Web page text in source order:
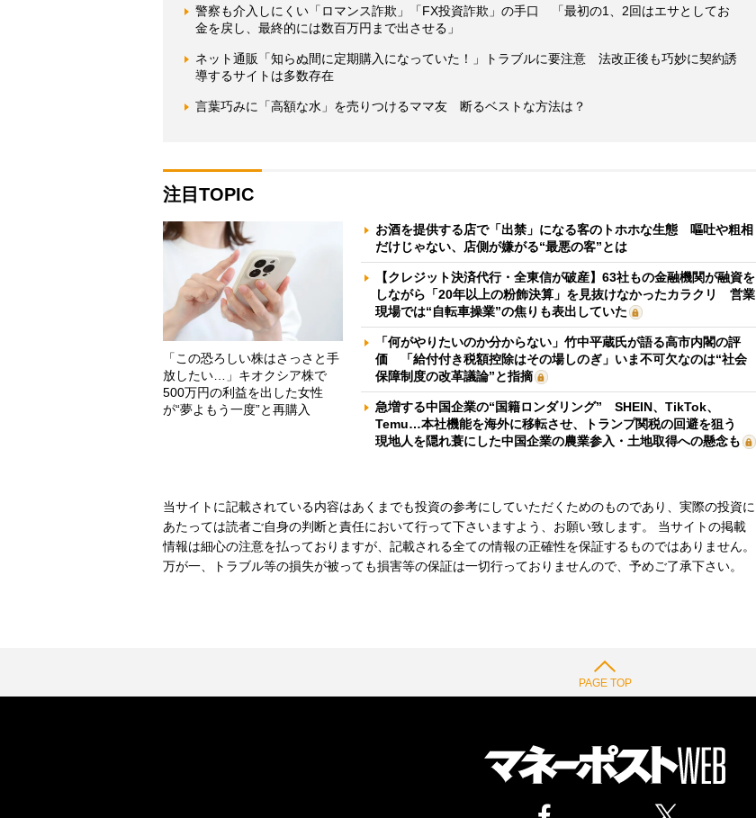
警察も介入しにくい「ロマンス詐欺」「FX投資詐欺」の手口 「最初の1、2回はエサとしてお
金を戻し、最終的には数百万円まで出させる」
ネット通販「知らぬ間に定期購入になっていた！」トラブルに要注意 法改正後も巧妙に契約誘
導するサイトは多数存在
言葉巧みに「高額な水」を売りつけるママ友 断るベストな方法は？
注目TOPIC
「この恐ろしい株はさっさと手
放したい…」キオクシア株で
500万円の利益を出した女性
が“夢よもう一度”と再購入
お酒を提供する店で「出禁」になる客のトホホな生態 嘔吐や粗相
だけじゃない、店側が嫌がる“最悪の客”とは
【クレジット決済代行・全東信が破産】63社もの金融機関が融資を
しながら「20年以上の粉飾決算」を見抜けなかったカラクリ 営業
現場では“自転車操業”の焦りも表出していた
「何がやりたいのか分からない」竹中平蔵氏が語る高市内閣の評
価 「給付付き税額控除はその場しのぎ」いま不可欠なのは“社会
保障制度の改革議論”と指摘
急増する中国企業の“国籍ロンダリング” SHEIN、TikTok、
Temu…本社機能を海外に移転させ、トランプ関税の回避を狙う
現地人を隠れ蓑にした中国企業の農業参入・土地取得への懸念も
当サイトに記載されている内容はあくまでも投資の参考にしていただくためのものであり、実際の投資に
あたっては読者ご自身の判断と責任において行って下さいますよう、お願い致します。 当サイトの掲載
情報は細心の注意を払っておりますが、記載される全ての情報の正確性を保証するものではありません。
万が一、トラブル等の損失が被っても損害等の保証は一切行っておりませんので、予めご了承下さい。
PAGE TOP